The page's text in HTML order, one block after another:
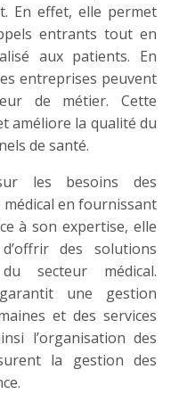
En effet, elle permet
entrants tout en
aux patients. En
entreprises peuvent
de métier. Cette
améliore la qualité du
de santé.
les besoins des
en fournissant
à son expertise, elle
des solutions
secteur médical.
garantit une gestion
et des services
l’organisation des
la gestion des